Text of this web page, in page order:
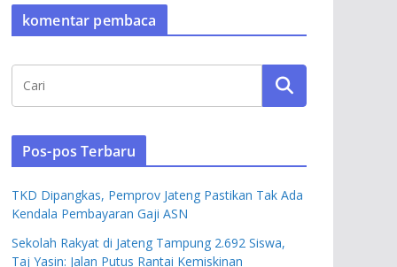
komentar pembaca
Pos-pos Terbaru
TKD Dipangkas, Pemprov Jateng Pastikan Tak Ada
Kendala Pembayaran Gaji ASN
Sekolah Rakyat di Jateng Tampung 2.692 Siswa,
Taj Yasin: Jalan Putus Rantai Kemiskinan